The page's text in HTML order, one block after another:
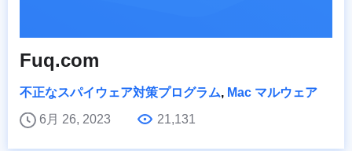
Fuq.com
不正なスパイウェア対策プログラム, Mac マルウェア
6月 26, 2023
21,131